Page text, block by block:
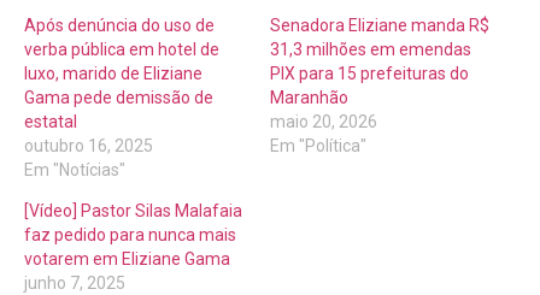
Após denúncia do uso de
verba pública em hotel de
luxo, marido de Eliziane
Gama pede demissão de
estatal
outubro 16, 2025
Em "Notícias"
Senadora Eliziane manda R$
31,3 milhões em emendas
PIX para 15 prefeituras do
Maranhão
maio 20, 2026
Em "Política"
[Vídeo] Pastor Silas Malafaia
faz pedido para nunca mais
votarem em Eliziane Gama
junho 7, 2025